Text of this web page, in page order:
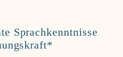
Sprachkenntnisse